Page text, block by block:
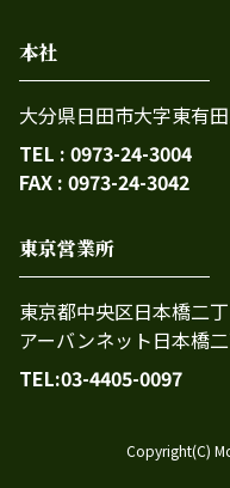
本社
大分県日田市大字東有
TEL : 0973-24-3004
FAX : 0973-24-3042
東京営業所
東京都中央区日本橋二
アーバンネット日本橋
TEL:03-4405-0097
Copyright(C)